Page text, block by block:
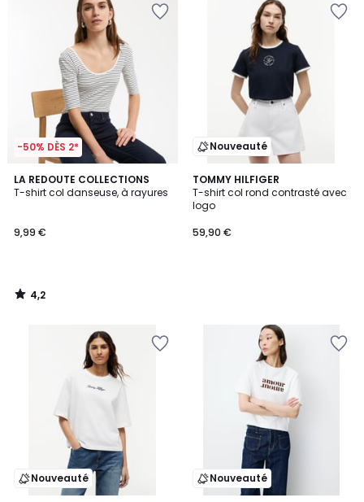
-50% DÈS 2*
LA REDOUTE COLLECTIONS
T-shirt col danseuse, à rayures
9,99 €
4,2
/ 5
4,2
/
Nouveauté
TOMMY HILFIGER
T-shirt col rond contrasté avec
logo
59,90 €
Nouveauté Nouveauté